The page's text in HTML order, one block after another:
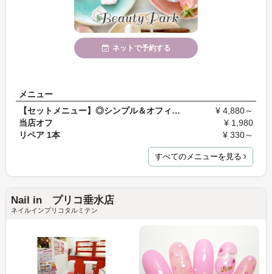
ネットで予約する
メニュー
【セットメニュー】◎シンプル＆オフィスネイル☆当店…
¥ 4,880～
当店オフ
¥ 1,980
リペア 1本
¥ 330～
すべてのメニューを見る
Nail in プリコ垂水店
ネイルインプリコタルミテン